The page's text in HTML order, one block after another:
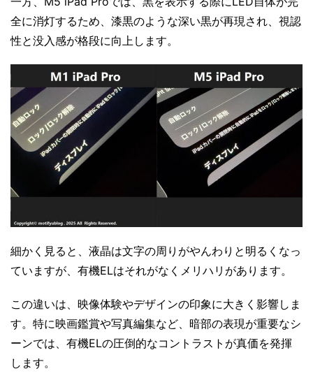
全に消灯するため、漆黒のような深い黒が再現され、視認
性と没入感が格段に向上します。
細かく見ると、液晶は文字の周りがやんわりと明るくなっ
ていますが、有機ELはそれがなくメリハリがあります。
この違いは、映像体験やデザインの印象に大きく影響しま
す。特に映画鑑賞や写真編集など、暗部の表現が重要なシ
ーンでは、有機ELの圧倒的なコントラストが真価を発揮
します。